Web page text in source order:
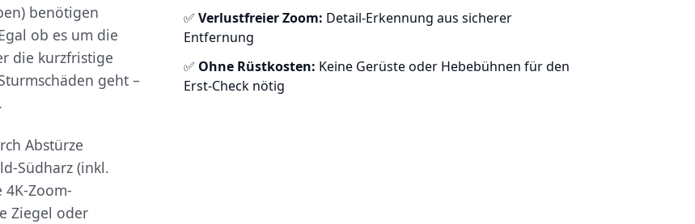
benötigen
ob es um die
die kurzfristige
geht –
Abstürze
Südharz (inkl.
4K-Zoom-
Ziegel oder
✅ Verlustfreier Zoom: Detail-Erkennung aus sicherer
Entfernung
✅ Ohne Rüstkosten: Keine Gerüste oder Hebebühnen für den
Erst-Check nötig